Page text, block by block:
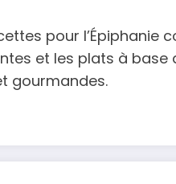
pour
et les plats à base
gourmandes.